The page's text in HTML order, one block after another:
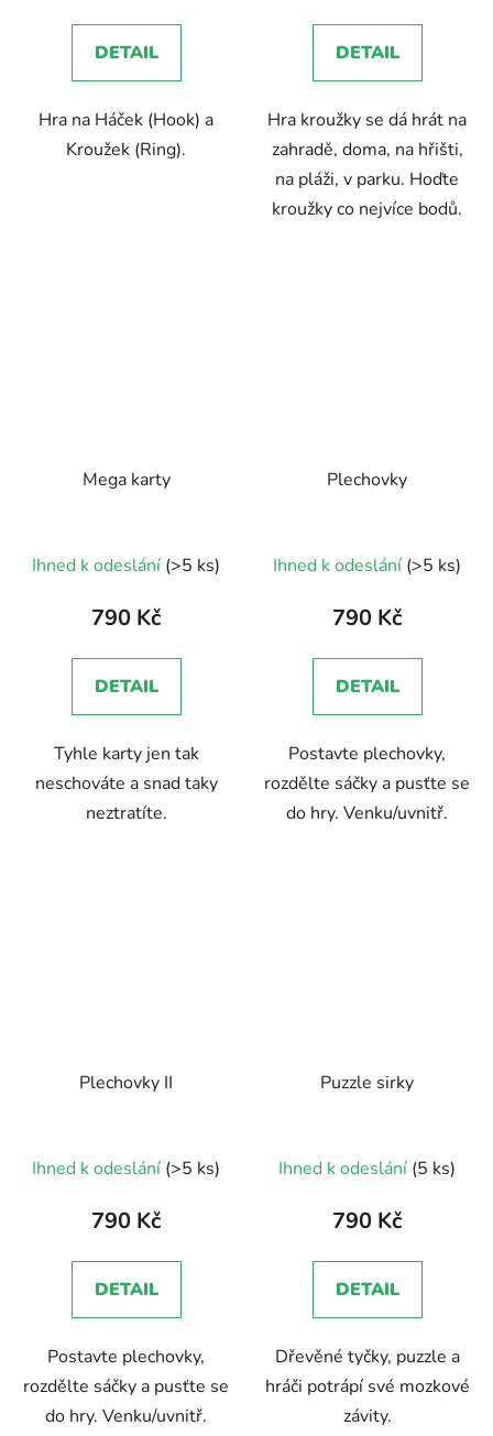
DETAIL
Hra na Háček (Hook) a
Kroužek (Ring).
5,0
z
hvězdiček.
DETAIL
Hra kroužky se dá hrát na
zahradě, doma, na hřišti,
na pláži, v parku. Hoďte
kroužky co nejvíce bodů.
Mega karty
Ihned k odeslání (>5 ks)
790 Kč
DETAIL
Tyhle karty jen tak
neschováte a snad taky
neztratíte.
Plechovky
Ihned k odeslání (>5 ks)
790 Kč
DETAIL
Postavte plechovky,
rozdělte sáčky a pusťte se
do hry. Venku/uvnitř.
Plechovky II
Ihned k odeslání (>5 ks)
790 Kč
DETAIL
Postavte plechovky,
rozdělte sáčky a pusťte se
do hry. Venku/uvnitř.
Puzzle sirky
hodnocení
produktu
5,0
z
hvězdiček.
Ihned k odeslání (5 ks)
790 Kč
DETAIL
Dřevěné tyčky, puzzle a
hráči potrápí své mozkové
závity.